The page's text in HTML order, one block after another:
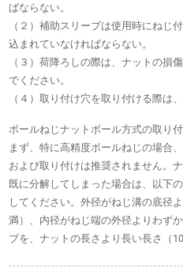
ばならない。
（２）補助スリーブは使用時にねじ
込まれていなければならない。
（３）荷降ろしの際は、ナットの損
でください。
（４）取り付け穴を取り付ける際は
ボールねじナットボール方式の取り
まず、特に高精度ボールねじの場合
および取り付けは推奨されません。
既に分解してしまった場合は、以下
してください。外径がねじ溝の底径
満）、内径がねじ端の外径よりわず
ブを、ナットの長さより長い長さ（